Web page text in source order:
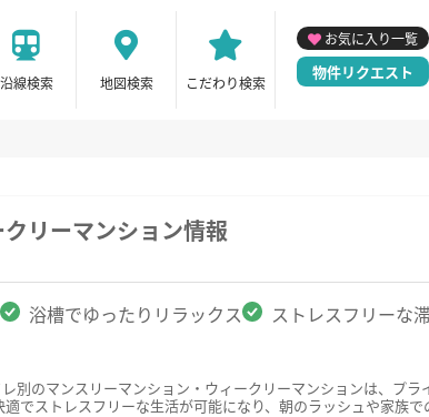
沿線検索 地図検索 こだわり検索
お気に入り一覧
物件リクエスト
リーマンション情報
浴槽でゆったりリラックス ストレスフリーな
別のマンスリーマンション・ウィークリーマンションは、プラ
でストレスフリーな生活が可能になり、朝のラッシュや家族で